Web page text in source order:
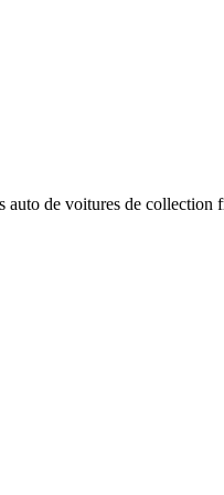
auto de voitures de collection